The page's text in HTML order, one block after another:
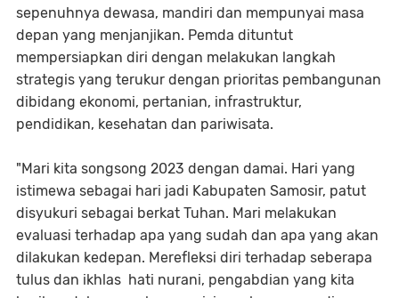
sepenuhnya dewasa, mandiri dan mempunyai masa
depan yang menjanjikan. Pemda dituntut
mempersiapkan diri dengan melakukan langkah
strategis yang terukur dengan prioritas pembangunan
dibidang ekonomi, pertanian, infrastruktur,
pendidikan, kesehatan dan pariwisata.
"Mari kita songsong 2023 dengan damai. Hari yang
istimewa sebagai hari jadi Kabupaten Samosir, patut
disyukuri sebagai berkat Tuhan. Mari melakukan
evaluasi terhadap apa yang sudah dan apa yang akan
dilakukan kedepan. Merefleksi diri terhadap seberapa
tulus dan ikhlas hati nurani, pengabdian yang kita